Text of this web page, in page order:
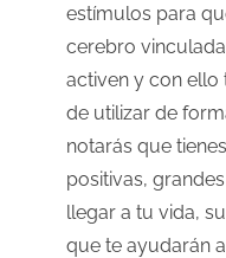
estímulos para
cerebro
activen y con ello
de utilizar de
notarás que
positivas,
llegar a tu vida,
que te ayudarán